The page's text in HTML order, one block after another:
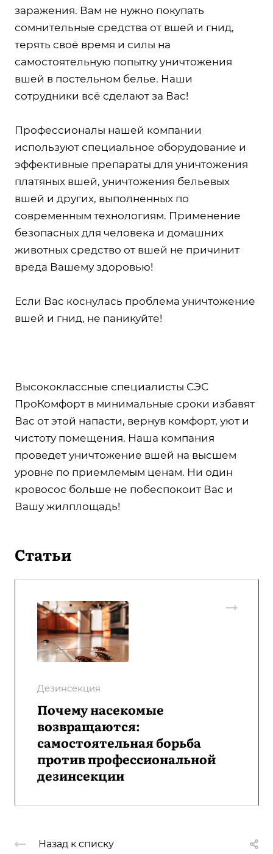
заражения. Вам не нужно покупать
сомнительные средства от вшей и гнид,
терять своё время и силы на
самостоятельную попытку уничтожения
вшей в постельном белье. Наши
сотрудники всё сделают за Вас!
Профессионалы нашей компании
используют специальное оборудование и
эффективные препараты для уничтожения
платяных вшей, уничтожения бельевых
вшей и других, выполненных по
современным технологиям. Применение
безопасных для человека и домашних
животных средство от вшей не причинит
вреда Вашему здоровью!
Если Вас коснулась проблема уничтожение
вшей и гнид, не паникуйте!
Высококлассные специалисты СЭС
ПроКомфорт в минимальные сроки избавят
Вас от этой напасти, вернув комфорт, уют и
чистоту помещения. Наша компания
проведет уничтожение вшей на высшем
уровне по приемлемым ценам. Ни один
кровосос больше не побеспокоит Вас и
Вашу жилплощадь!
Статьи
Дезинсекция
Почему насекомые
возвращаются:
самостоятельная борьба
против профессиональной
дезинсекции
Назад к списку